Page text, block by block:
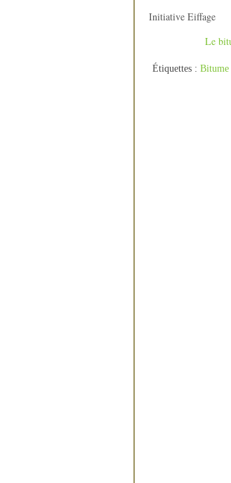
Initiative Eiffage
Le
Étiquettes : Bitume